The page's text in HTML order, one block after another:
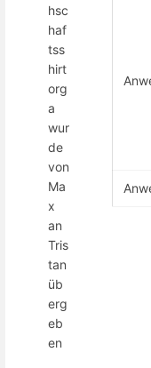
hsc
haf
tss
hirt
org
a
wur
de
von
Ma
x
an
Tris
tan
üb
erg
eb
en